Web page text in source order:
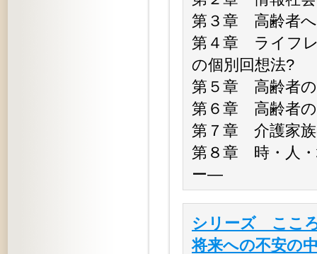
第３章 高齢者
第４章 ライフレ
の個別回想法?
第５章 高齢者
第６章 高齢者の
第７章 介護家
第８章 時・人
ー―
シリーズ ここ
将来への不安の